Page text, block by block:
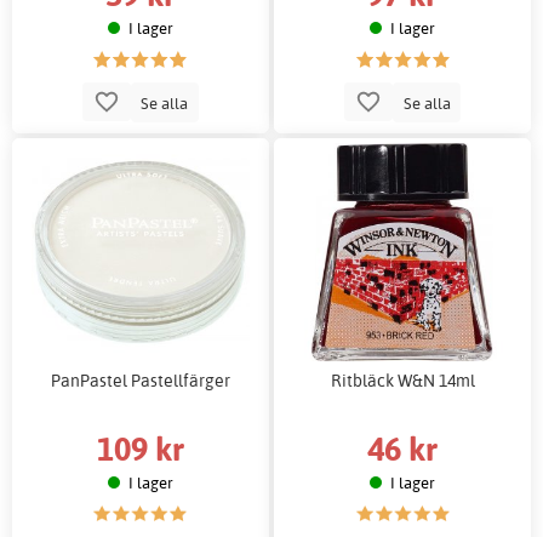
I lager
Se alla
I lager
Se alla
PanPastel Pastellfärger
109 kr
I lager
Ritbläck W&N 14ml
46 kr
I lager